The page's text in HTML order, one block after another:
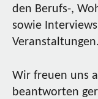
den Berufs-,
sowie
Wir freuen uns
beantworten